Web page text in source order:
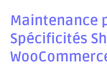
Maintenance
Spécificités